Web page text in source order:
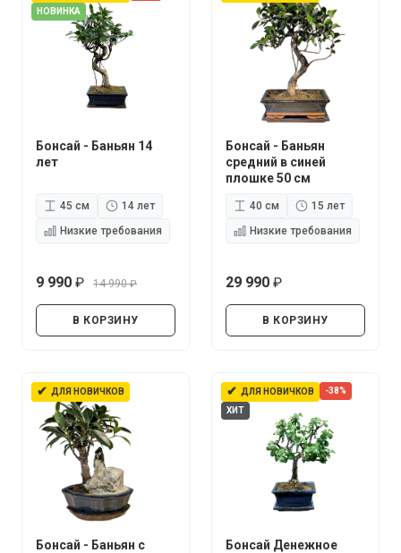
НОВИНКА
Бонсай - Баньян 14
лет
45 см
14 лет
Низкие требования
9 990
14 990
В КОРЗИНУ
Бонсай - Баньян
средний в синей
плошке 50 см
40 см
15 лет
Низкие требования
29 990
В КОРЗИНУ
✔ ДЛЯ НОВИЧКОВ
Бонсай - Баньян с
✔ ДЛЯ НОВИЧКОВ
-38%
ХИТ
Бонсай Денежное